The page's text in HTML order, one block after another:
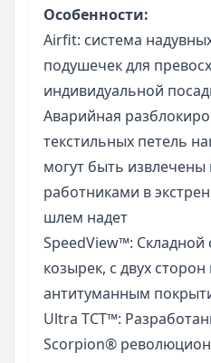
Особенности:
Airfit: система
подушечек для
индивидуальной
Аварийная
текстильных петель
могут быть
работниками в
шлем надет
SpeedView™:
козырек, с двух
антитуманным
Ultra TCT™:
Scorpion®